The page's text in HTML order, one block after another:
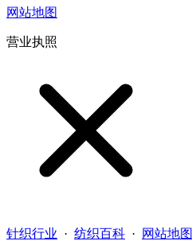
网站地图
营业执照
针织行业 · 纺织百科 · 网站地图